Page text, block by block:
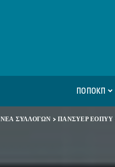
ΠΟΠΟΚΠ
ΝΕΑ ΣΥΛΛΟΓΩΝ >ΠΑΝΣΥΕΡ ΕΟΠΥΥ